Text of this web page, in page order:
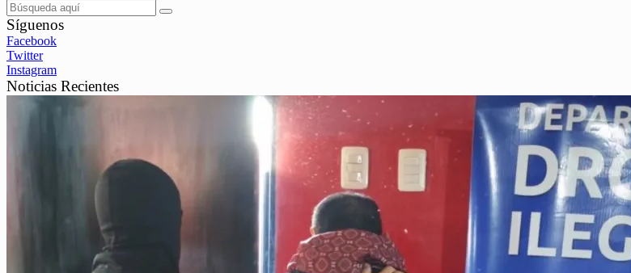
Síguenos
Facebook
Twitter
Instagram
Noticias Recientes